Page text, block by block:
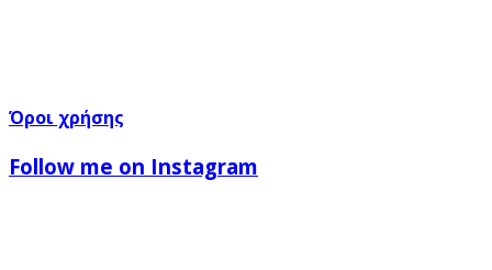
Όροι χρήσης
Follow me on Instagram